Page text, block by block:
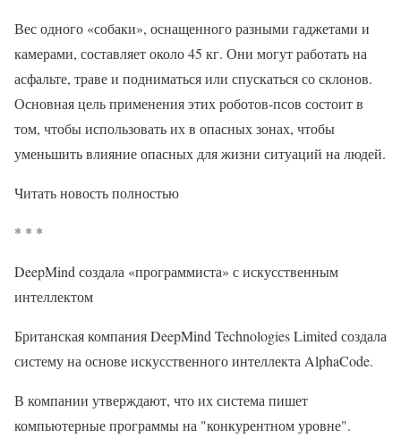
Вес одного «собаки», оснащенного разными гаджетами и
камерами, составляет около 45 кг. Они могут работать на
асфальте, траве и подниматься или спускаться со склонов.
Основная цель применения этих роботов-псов состоит в
том, чтобы использовать их в опасных зонах, чтобы
уменьшить влияние опасных для жизни ситуаций на людей.
Читать новость полностью
* * *
DeepMind создала «программиста» с искусственным
интеллектом
Британская компания DeepMind Technologies Limited создала
систему на основе искусственного интеллекта AlphaCode.
В компании утверждают, что их система пишет
компьютерные программы на "конкурентном уровне".